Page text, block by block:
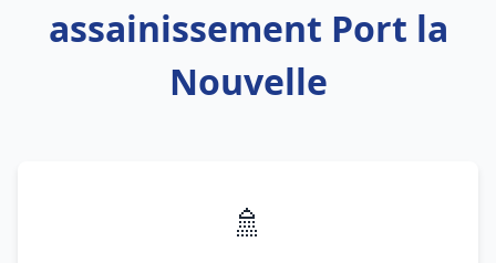
assainissement Port la
Nouvelle
🚿